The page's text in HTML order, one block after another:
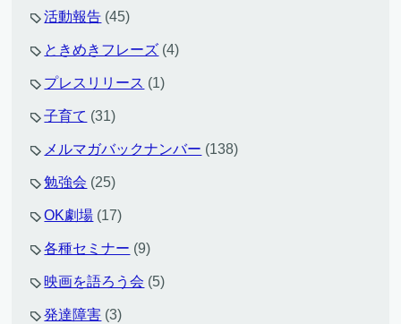
活動報告 (45)
ときめきフレーズ (4)
プレスリリース (1)
子育て (31)
メルマガバックナンバー (138)
勉強会 (25)
OK劇場 (17)
各種セミナー (9)
映画を語ろう会 (5)
発達障害 (3)